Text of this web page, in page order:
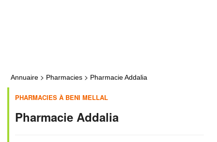
Annuaire > Pharmacies > Pharmacie Addalia
PHARMACIES À BENI MELLAL
Pharmacie Addalia